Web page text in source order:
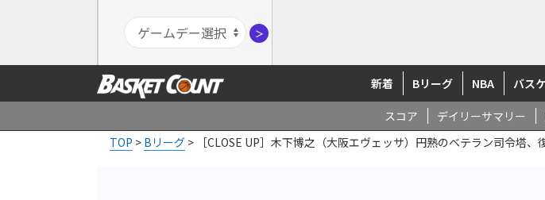
＞
新着 Bリーグ NBA バス
スコア デイリーサマリー
TOP > Bリーグ > ［CLOSE UP］木下博之（大阪エヴェッサ）円熟のベテラン司令塔